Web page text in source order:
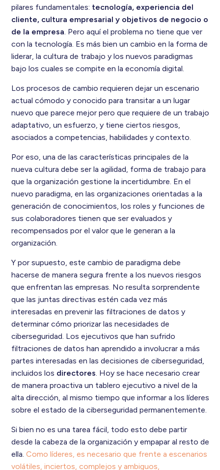
pilares fundamentales: tecnología, experiencia del
cliente, cultura empresarial y objetivos de negocio o
de la empresa. Pero aquí el problema no tiene que ver
con la tecnología. Es más bien un cambio en la forma de
liderar, la cultura de trabajo y los nuevos paradigmas
bajo los cuales se compite en la economía digital.
Los procesos de cambio requieren dejar un escenario
actual cómodo y conocido para transitar a un lugar
nuevo que parece mejor pero que requiere de un trabajo
adaptativo, un esfuerzo, y tiene ciertos riesgos,
asociados a competencias, habilidades y contexto.
Por eso, una de las características principales de la
nueva cultura debe ser la agilidad, forma de trabajo para
que la organización gestione la incertidumbre. En el
nuevo paradigma, en las organizaciones orientadas a la
generación de conocimientos, los roles y funciones de
sus colaboradores tienen que ser evaluados y
recompensados por el valor que le generan a la
organización.
Y por supuesto, este cambio de paradigma debe
hacerse de manera segura frente a los nuevos riesgos
que enfrentan las empresas. No resulta sorprendente
que las juntas directivas estén cada vez más
interesadas en prevenir las filtraciones de datos y
determinar cómo priorizar las necesidades de
ciberseguridad. Los ejecutivos que han sufrido
filtraciones de datos han aprendido a involucrar a más
partes interesadas en las decisiones de ciberseguridad,
incluidos los directores. Hoy se hace necesario crear
de manera proactiva un tablero ejecutivo a nivel de la
alta dirección, al mismo tiempo que informar a los líderes
sobre el estado de la ciberseguridad permanentemente.
Si bien no es una tarea fácil, todo esto debe partir
desde la cabeza de la organización y empapar al resto de
ella. Como líderes, es necesario que frente a escenarios
volátiles, inciertos, complejos y ambiguos,